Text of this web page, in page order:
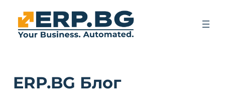
ERP.BG Блог